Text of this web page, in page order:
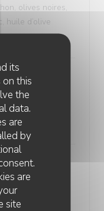
its
on this
the
data.
are
by
are
site
olives noires,
huile d’olive
jambon
basilic,